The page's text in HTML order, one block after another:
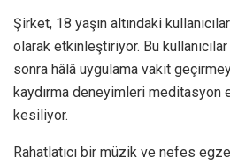
Şirket, 18 yaşın altındaki
olarak etkinleştiriyor. Bu
sonra hâlâ uygulama vakit
kaydırma deneyimleri meditasyon
kesiliyor.
Rahatlatıcı bir müzik ve nefes